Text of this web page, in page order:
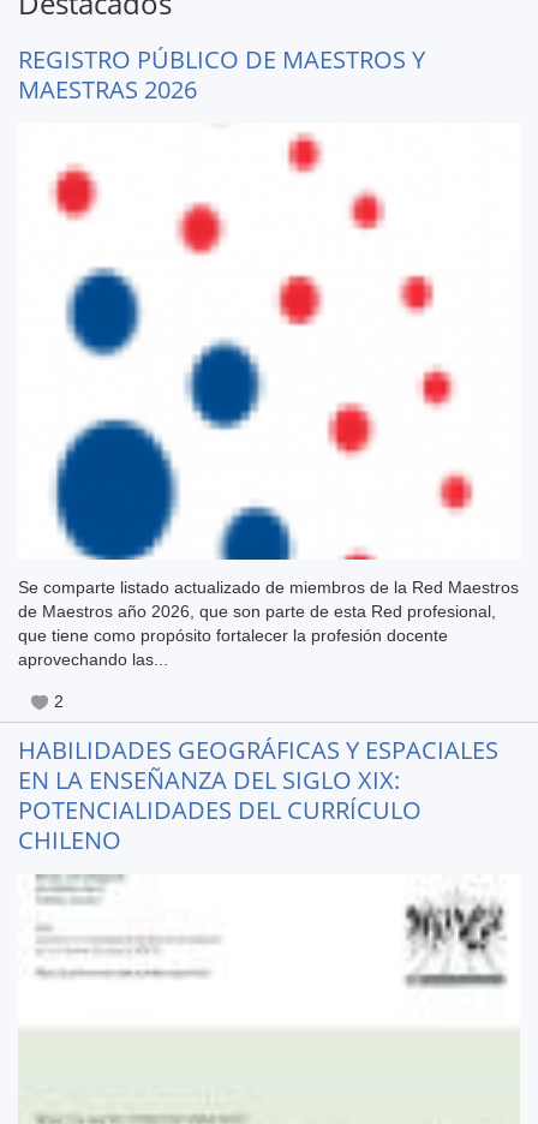
REGISTRO PÚBLICO DE MAESTROS Y
MAESTRAS 2026
Se comparte listado actualizado de miembros de la Red Maestros
de Maestros año 2026, que son parte de esta Red profesional,
que tiene como propósito fortalecer la profesión docente
aprovechando las...
2
HABILIDADES GEOGRÁFICAS Y ESPACIALES
EN LA ENSEÑANZA DEL SIGLO XIX:
POTENCIALIDADES DEL CURRÍCULO
CHILENO